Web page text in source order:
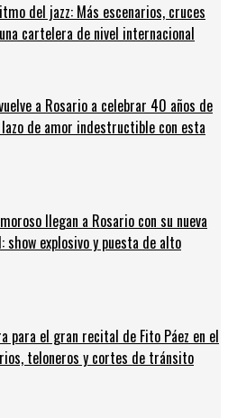
del jazz: Más escenarios, cruces
cartelera de nivel internacional
a Rosario a celebrar 40 años de
de amor indestructible con esta
llegan a Rosario con su nueva
explosivo y puesta de alto
para el gran recital de Fito Páez en el
teloneros y cortes de tránsito